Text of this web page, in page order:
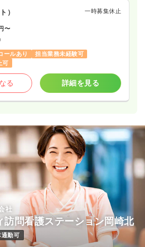
） 一時募集休止
〜
ールあり
担当業務未経験可
可
る 詳細を見る
社
訪問看護ステーション岡崎北
通勤可